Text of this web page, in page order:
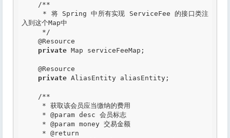
/**
入到这个Map中
     */
@Resource
private Map serviceFeeMap;
@Resource
private AliasEntity aliasEntity;
/**
     *
@param desc 会员标志
     *
@param money 交易金额
     *
@return